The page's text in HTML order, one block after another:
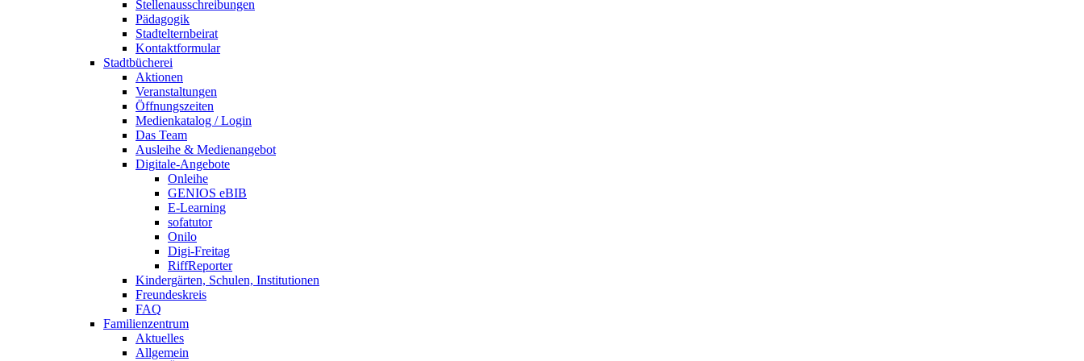
Stellenausschreibungen
Pädagogik
Stadtelternbeirat
Kontaktformular
Stadtbücherei
Aktionen
Veranstaltungen
Öffnungszeiten
Medienkatalog / Login
Das Team
Ausleihe & Medienangebot
Digitale-Angebote
Onleihe
GENIOS eBIB
E-Learning
sofatutor
Onilo
Digi-Freitag
RiffReporter
Kindergärten, Schulen, Institutionen
Freundeskreis
FAQ
Familienzentrum
Aktuelles
Allgemein